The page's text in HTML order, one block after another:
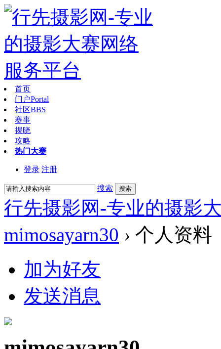
首页
门户Portal
社区BBS
赛事
揭晓
攻略
热门大赛
登录 注册
搜索 搜索
行先摄影网-专业的摄影
mimosayarn30 › 个人资料
加为好友
发送消息